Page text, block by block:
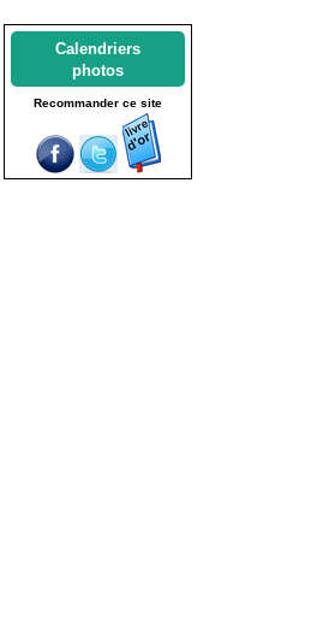
Calendriers
photos
Recommander ce site